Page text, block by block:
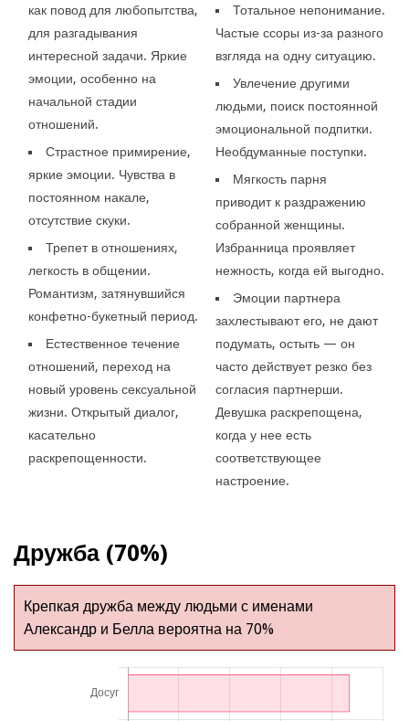
как повод для любопытства,
для разгадывания
интересной задачи. Яркие
эмоции, особенно на
начальной стадии
отношений.
Страстное примирение,
яркие эмоции. Чувства в
постоянном накале,
отсутствие скуки.
Трепет в отношениях,
легкость в общении.
Романтизм, затянувшийся
конфетно-букетный период.
Естественное течение
отношений, переход на
новый уровень сексуальной
жизни. Открытый диалог,
касательно
раскрепощенности.
Тотальное непонимание.
Частые ссоры из-за разного
взгляда на одну ситуацию.
Увлечение другими
людьми, поиск постоянной
эмоциональной подпитки.
Необдуманные поступки.
Мягкость парня
приводит к раздражению
собранной женщины.
Избранница проявляет
нежность, когда ей выгодно.
Эмоции партнера
захлестывают его, не дают
подумать, остыть — он
часто действует резко без
согласия партнерши.
Девушка раскрепощена,
когда у нее есть
соответствующее
настроение.
Дружба (70%)
Крепкая дружба между людьми с именами
Александр и Белла вероятна на 70%